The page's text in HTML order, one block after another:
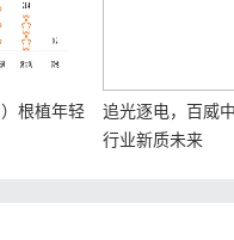
根植年轻
追光逐电，百威
行业新质未来